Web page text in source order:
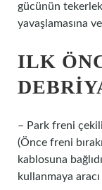
gücünün
yavaşlamasına
ILK
– Park freni
(Önce freni
kablosuna
kullanmaya